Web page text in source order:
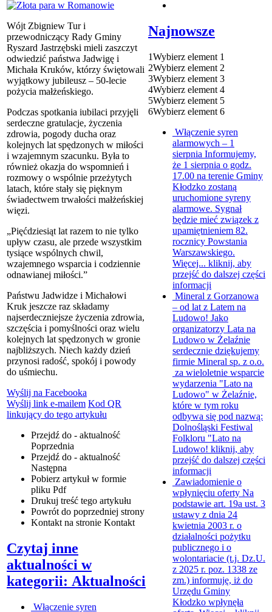
Wójt Zbigniew Tur i
przewodniczący Rady Gminy
Ryszard Jastrzębski mieli zaszczyt
odwiedzić państwa Jadwigę i
Michała Kruków, którzy świętowali
wyjątkowy jubileusz – 50-lecie
pożycia małżeńskiego.
Podczas spotkania iubilaci przyjęli
serdeczne gratulacje, życzenia
zdrowia, pogody ducha oraz
kolejnych lat spędzonych w miłości
i wzajemnym szacunku. Była to
również okazja do wspomnień i
rozmowy o wspólnie przeżytych
latach, które stały się pięknym
świadectwem trwałości małżeńskiej
więzi.
„Pięćdziesiąt lat razem to nie tylko
upływ czasu, ale przede wszystkim
tysiące wspólnych chwil,
wzajemnego wsparcia i codziennie
odnawianej miłości.”
Państwu Jadwidze i Michałowi
Kruk jeszcze raz składamy
najserdeczniejsze życzenia zdrowia,
szczęścia i pomyślności oraz wielu
kolejnych lat spędzonych w gronie
najbliższych. Niech każdy dzień
przynosi radość, spokój i powody
do uśmiechu.
Wyślij na Facebooka
Wyślij link e-mailem Kod QR
linkujący do tego artykułu
Przejdź do - aktualność
Poprzednia
Przejdź do - aktualność
Następna
Pobierz artykuł w formie
pliku Pdf
Drukuj treść tego artykułu
Powrót do poprzedniej strony
Kontakt na stronie Kontakt
Czytaj inne
aktualności w
kategorii: Aktualności
Włączenie syren
Najnowsze
1Wybierz element 1
2Wybierz element 2
3Wybierz element 3
4Wybierz element 4
5Wybierz element 5
6Wybierz element 6
Włączenie syren
alarmowych – 1
sierpnia Informujemy,
że 1 sierpnia o godz.
17.00 na terenie Gminy
Kłodzko zostaną
uruchomione syreny
alarmowe. Sygnał
będzie mieć związek z
upamiętnieniem 82.
rocznicy Powstania
Warszawskiego.
Więcej... kliknij, aby
przejść do dalszej części
informacji
Mineral z Gorzanowa
– od lat z Latem na
Ludowo! Jako
organizatorzy Lata na
Ludowo w Żelaźnie
serdecznie dziękujemy
firmie Mineral sp. z o.o.
za wieloletnie wsparcie
wydarzenia "Lato na
Ludowo" w Żelaźnie,
które w tym roku
odbywa się pod nazwą:
Dolnośląski Festiwal
Folkloru "Lato na
Ludowo! kliknij, aby
przejść do dalszej części
informacji
Zawiadomienie o
wpłynięciu oferty Na
podstawie art. 19a ust. 3
ustawy z dnia 24
kwietnia 2003 r. o
działalności pożytku
publicznego i o
wolontariacie (t.j. Dz.U.
z 2025 r. poz. 1338 ze
zm.) informuję, iż do
Urzędu Gminy
Kłodzko wpłynęła